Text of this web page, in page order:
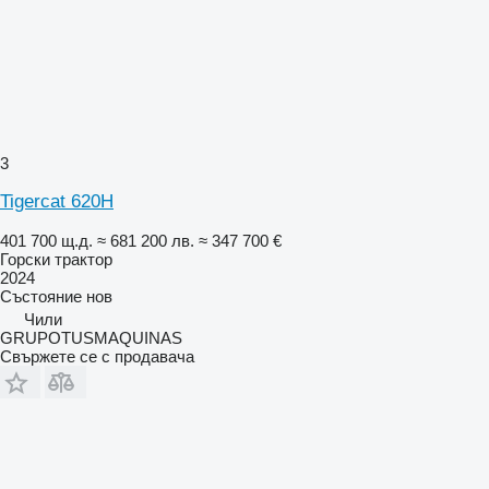
3
Tigercat 620H
401 700 щ.д. ≈ 681 200 лв. ≈ 347 700 €
Горски трактор
2024
Състояние нов
Чили
GRUPOTUSMAQUINAS
Свържете се с продавача